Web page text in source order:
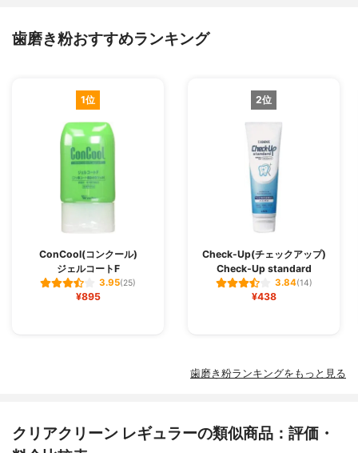
歯磨き粉おすすめランキング
1位
ConCool(コンクール)
ジェルコートF
3.95(25)
¥895
2位
Check-Up(チェックアップ)
Check-Up standard
3.84(14)
¥438
歯磨き粉ランキングをもっと見る
クリアクリーン レギュラーの類似商品：評価・